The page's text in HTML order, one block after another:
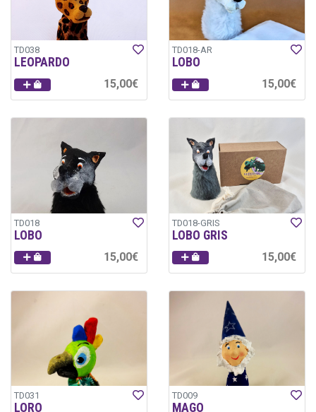
TD038
LEOPARDO
15,00€
TD018-AR
LOBO
15,00€
TD018
LOBO
15,00€
TD018-GRIS
LOBO GRIS
15,00€
TD031
LORO
TD009
MAGO